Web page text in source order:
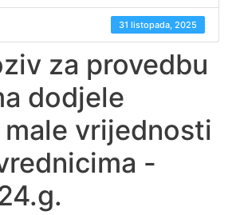
31 listopada, 2025
za provedbu
dodjele
vrijednosti
-